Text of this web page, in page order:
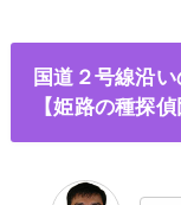
国道２号線沿
【姫路の種探偵